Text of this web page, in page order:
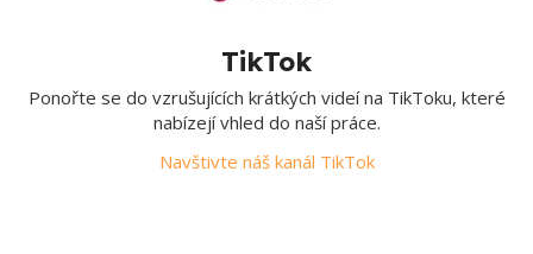
TikTok
Ponořte se do vzrušujících krátkých videí na TikToku, které
nabízejí vhled do naší práce.
Navštivte náš kanál TikTok